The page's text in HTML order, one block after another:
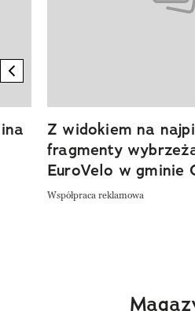
previous element
Z widokiem na
fragmenty
EuroVelo w gminie
Współpraca reklamowa